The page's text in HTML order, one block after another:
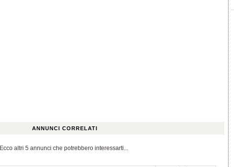
ANNUNCI CORRELATI
Ecco altri 5 annunci che potrebbero interessarti...